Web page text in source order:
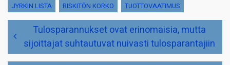
JYRKIN LISTA RISKITÖN KORKO TUOTTOVAATIMUS
Artikkelien
selaus
Tulosparannukset ovat erinomaisia, mutta
sijoittajat suhtautuvat nuivasti tulosparantajiin